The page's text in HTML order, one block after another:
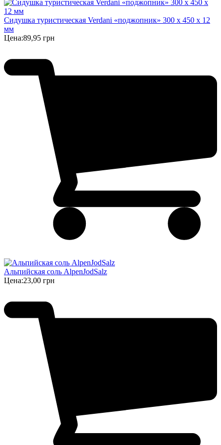
Сидушка туристическая Verdani «поджопник» 300 x 450 х 12
мм
Цена:89,95 грн
Альпийская соль AlpenJodSalz
Цена:23,00 грн